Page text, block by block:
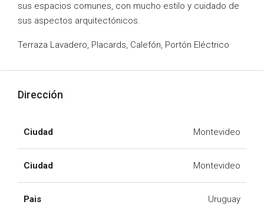
sus espacios comunes, con mucho estilo y cuidado de
sus aspectos arquitectónicos.
Terraza Lavadero, Placards, Calefón, Portón Eléctrico
Dirección
Ciudad Montevideo
Ciudad Montevideo
Pais Uruguay